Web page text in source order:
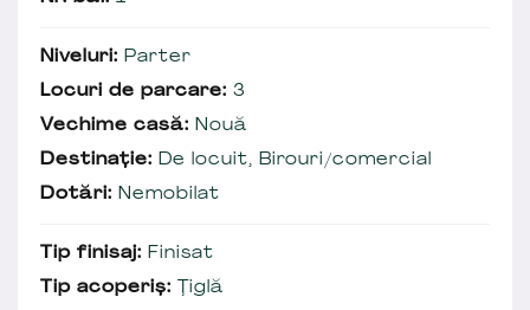
Niveluri: Parter
Locuri de parcare: 3
Vechime casă: Nouă
Destinație: De locuit, Birouri/comercial
Dotări: Nemobilat
Tip finisaj: Finisat
Tip acoperiș: Țiglă